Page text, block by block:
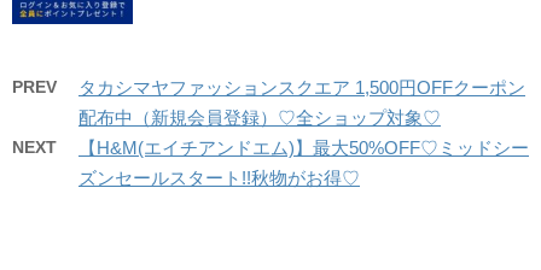
PREV
タカシマヤファッションスクエア 1,500円OFFクーポン
配布中（新規会員登録）♡全ショップ対象♡
NEXT
【H&M(エイチアンドエム)】最大50%OFF♡ミッドシー
ズンセールスタート!!秋物がお得♡